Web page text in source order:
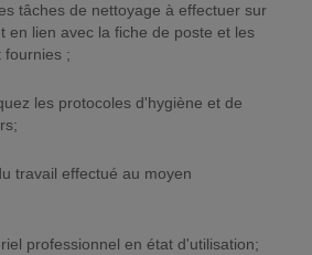
tâches de nettoyage à effectuer sur
en lien avec la fiche de poste et les
fournies ;
les protocoles d'hygiène et de
travail effectué au moyen
professionnel en état d'utilisation;